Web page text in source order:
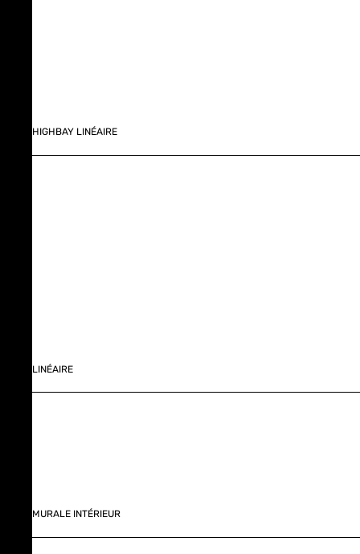
HIGHBAY LINÉAIRE
LINÉAIRE
MURALE INTÉRIEUR